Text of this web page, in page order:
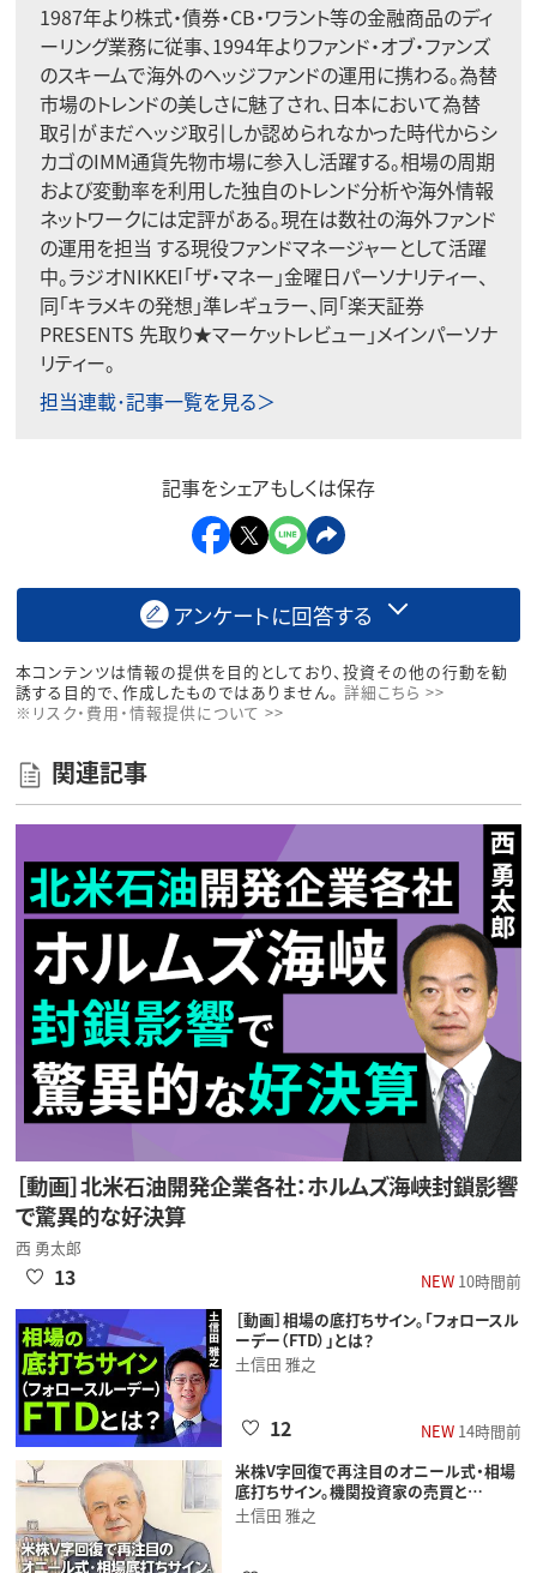
1987年より株式・債券・CB・ワラント等の金融商品のディ
ーリング業務に従事、1994年よりファンド・オブ・ファンズ
のスキームで海外のヘッジファンドの運用に携わる。為替
市場のトレンドの美しさに魅了され、日本において為替
取引がまだヘッジ取引しか認められなかった時代からシ
カゴのIMM通貨先物市場に参入し活躍する。相場の周期
および変動率を利用した独自のトレンド分析や海外情報
ネットワークには定評がある。現在は数社の海外ファンド
の運用を担当 する現役ファンドマネージャーとして活躍
中。ラジオNIKKEI「ザ・マネー」金曜日パーソナリティー、
同「キラメキの発想」準レギュラー、同「楽天証券
PRESENTS 先取り★マーケットレビュー」メインパーソナ
リティー。
担当連載･記事一覧を見る＞
記事をシェアもしくは保存
アンケートに回答する
本コンテンツは情報の提供を目的としており、投資その他の行動を勧
誘する目的で、作成したものではありません。 詳細こちら >>
※リスク・費用・情報提供について >>
関連記事
［動画］北米石油開発企業各社：ホルムズ海峡封鎖影響
で驚異的な好決算
西 勇太郎
NEW10時間前
13
［動画］相場の底打ちサイン。「フォロースル
ーデー（FTD）」とは？
土信田 雅之
NEW14時間前
12
米株V字回復で再注目のオニール式・相場
底打ちサイン。機関投資家の売買と…
土信田 雅之